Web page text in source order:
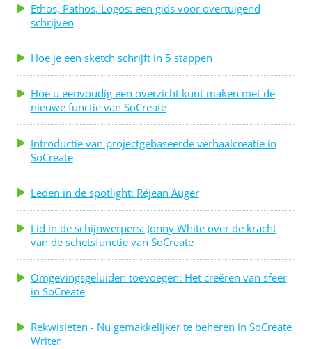
Ethos, Pathos, Logos: een gids voor overtuigend
schrijven
Hoe je een sketch schrijft in 5 stappen
Hoe u eenvoudig een overzicht kunt maken met de
nieuwe functie van SoCreate
Introductie van projectgebaseerde verhaalcreatie in
SoCreate
Leden in de spotlight: Réjean Auger
Lid in de schijnwerpers: Jonny White over de kracht
van de schetsfunctie van SoCreate
Omgevingsgeluiden toevoegen: Het creëren van sfeer
in SoCreate
Rekwisieten - Nu gemakkelijker te beheren in SoCreate
Writer